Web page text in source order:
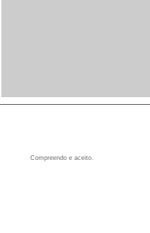
Compreendo e aceito.